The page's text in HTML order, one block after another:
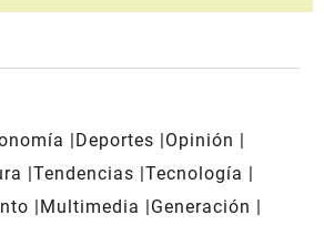
Deportes
Opinión
Tendencias Tecnología
Multimedia
Generación